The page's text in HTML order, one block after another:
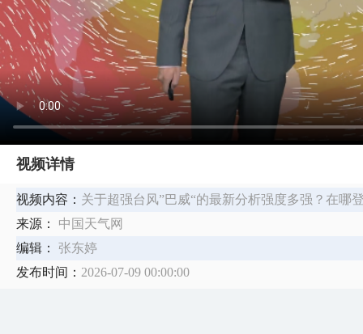
视频详情
视频内容： 关于超强台风”巴威“的最新分析强度多强？在哪
来源：
中国天气网
编辑：
张东婷
发布时间： 2026-07-09 00:00:00